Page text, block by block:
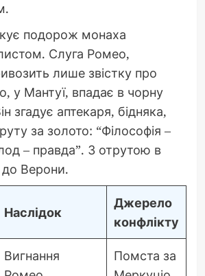
подорож монаха
Слуга Ромео,
лише звістку про
у Мантуї, впадає в чорну
згадує аптекаря, бідняка,
за золото: “Філософія –
– правда”. З отрутою в
Верони.
Наслідок
Джерело
конфлікту
Вигнання
Помста за